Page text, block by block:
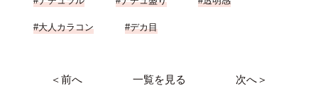
#大人カラコン #デカ目
＜前へ 一覧を見る 次へ＞